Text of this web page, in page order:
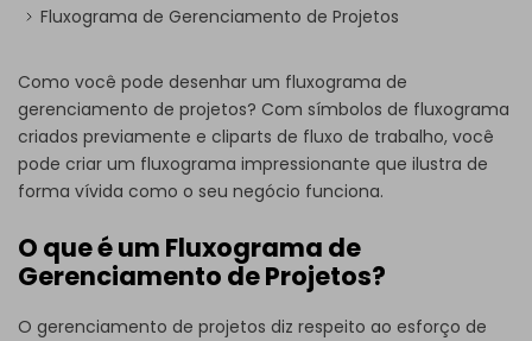
Fluxograma de Gerenciamento de Projetos
Como você pode desenhar um fluxograma de
gerenciamento de projetos? Com símbolos de fluxograma
criados previamente e cliparts de fluxo de trabalho, você
pode criar um fluxograma impressionante que ilustra de
forma vívida como o seu negócio funciona.
O que é um Fluxograma de
Gerenciamento de Projetos?
O gerenciamento de projetos diz respeito ao esforço de